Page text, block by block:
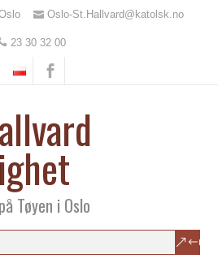
Oslo-St.Hallvard@katolsk.no
23 30 32 00
Tøyen i Oslo